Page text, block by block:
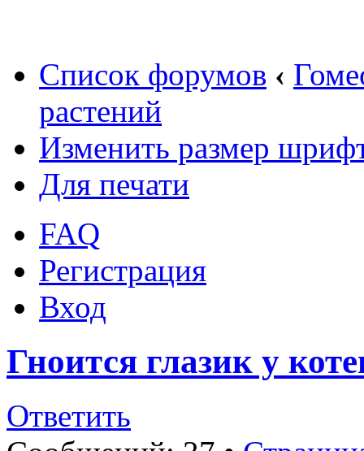
Список форумов ‹
растений
Изменить размер
Для печати
FAQ
Регистрация
Вход
Гноится глазик у
Ответить